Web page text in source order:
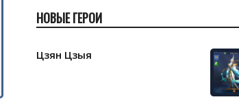
НОВЫЕ ГЕРОИ
Цзян Цзыя